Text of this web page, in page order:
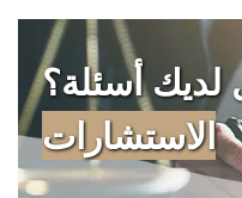
أسئلة؟
الاستشارات